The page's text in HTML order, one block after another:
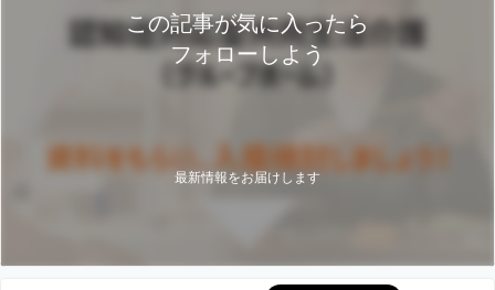
この記事が気に入ったら
フォローしよう
最新情報をお届けします